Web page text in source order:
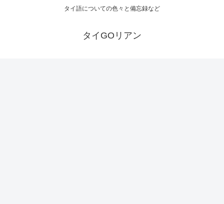
タイ語についての色々と備忘録など
タイGOリアン